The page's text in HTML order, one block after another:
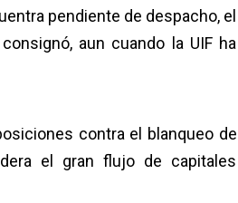
pendiente de despacho, el
aun cuando la UIF ha
contra el blanqueo de
el gran flujo de capitales